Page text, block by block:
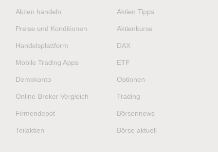
Aktien handeln
Preise und Konditionen
Handelsplattform
Mobile Trading Apps
Demokonto
Online-Broker Vergleich
Firmendepot
Teilaktien
Aktien Tipps
Aktienkurse
DAX
ETF
Optionen
Trading
Börsennews
Börse aktuell